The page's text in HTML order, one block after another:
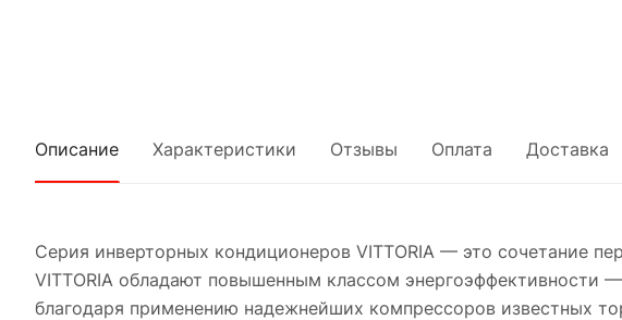
Описание Характеристики Отзывы Оплата Доставка
Серия инверторных кондиционеров VITTORIA — это сочетание
VITTORIA обладают повышенным классом
благодаря применению надежнейших компрессоров известных